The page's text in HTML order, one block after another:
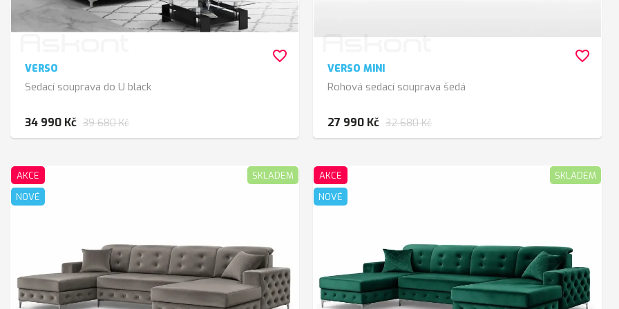
VERSO
Sedací souprava do U black
34 990 Kč 39 680 Kč
favorite_border
VERSO MINI
Rohová sedací souprava šedá
27 990 Kč 32 680 Kč
favorite_border
AKCE
NOVÉ
SKLADEM
AKCE
NOVÉ
SKLADEM